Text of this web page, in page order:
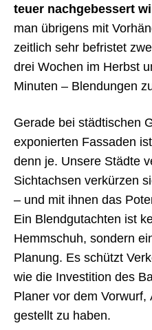
teuer nachgebessert
man übrigens mit
zeitlich sehr befristet
drei Wochen im Herbst
Minuten – Blendungen
Gerade bei städtischen
exponierten Fassaden
denn je. Unsere Städte
Sichtachsen verkürzen
– und mit ihnen das
Ein Blendgutachten ist
Hemmschuh, sondern
Planung. Es schützt
wie die Investition des
Planer vor dem
gestellt zu haben.